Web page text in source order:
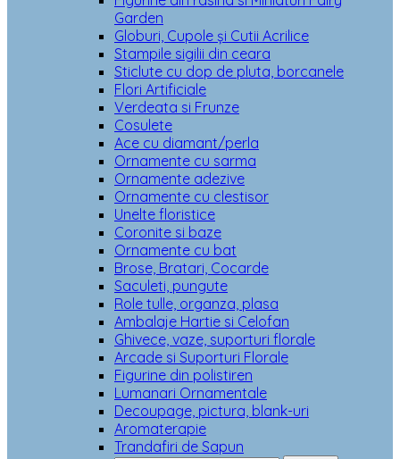
Garden
Globuri, Cupole și Cutii Acrilice
Stampile sigilii din ceara
Sticlute cu dop de pluta, borcanele
Flori Artificiale
Verdeata si Frunze
Cosulete
Ace cu diamant/perla
Ornamente cu sarma
Ornamente adezive
Ornamente cu clestisor
Unelte floristice
Coronite si baze
Ornamente cu bat
Brose, Bratari, Cocarde
Saculeti, pungute
Role tulle, organza, plasa
Ambalaje Hartie si Celofan
Ghivece, vaze, suporturi florale
Arcade si Suporturi Florale
Figurine din polistiren
Lumanari Ornamentale
Decoupage, pictura, blank-uri
Aromaterapie
Trandafiri de Sapun